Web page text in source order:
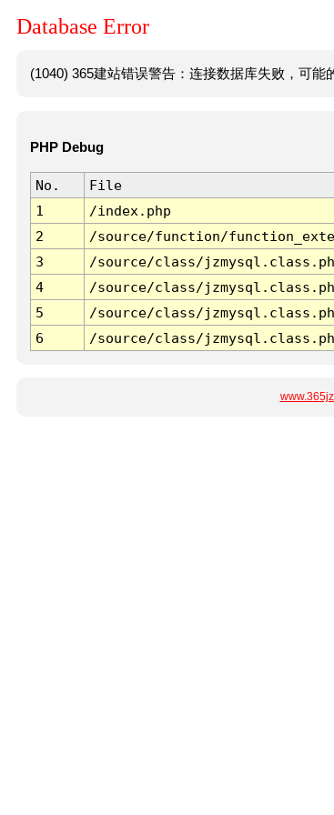
Database Error
(1040) 365建站错误警告：连接数据库失败，可能
PHP Debug
No. File
1
/index.php
2
/source/function/
3
/source/class/
4
/source/class/
5
/source/class/
6
/source/class/